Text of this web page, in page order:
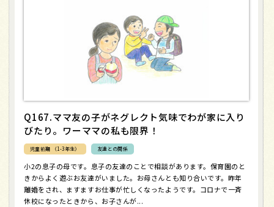
Q167.ママ友の子がネグレクト気味でわが家に入り
びたり。ワーママの私も限界！
児童前期 （1-3年生） 友達との関係
小2の息子の母です。息子の友達のことで相談があります。保育園のと
きからよく遊ぶお友達がいました。お母さんとも知り合いです。昨年
離婚をされ、ますますお仕事が忙しくなったようです。コロナで一斉
休校になったときから、お子さんが...